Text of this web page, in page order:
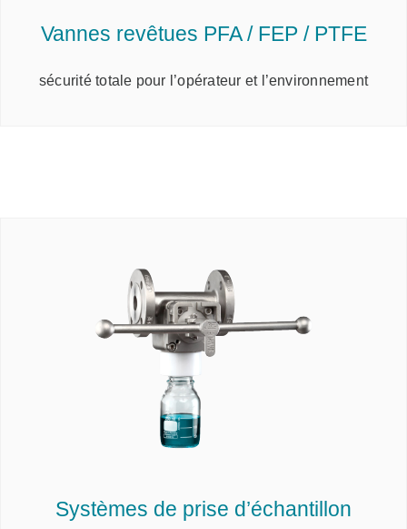
Vannes revêtues PFA / FEP / PTFE
sécurité totale pour l’opérateur et l’environnement
Systèmes de prise d’échantillon